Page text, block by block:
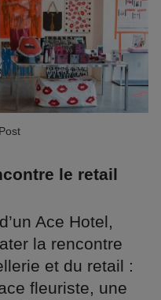
le retail
Ace Hotel,
la rencontre
et du retail :
fleuriste, une